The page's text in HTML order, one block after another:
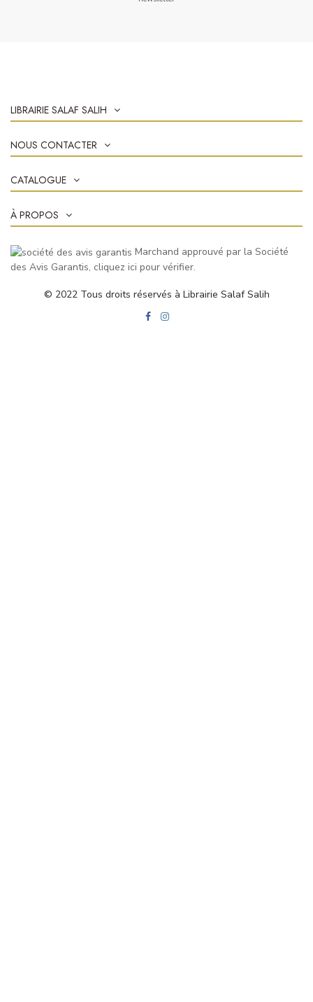
LIBRAIRIE SALAF SALIH
NOUS CONTACTER
CATALOGUE
À PROPOS
Marchand approuvé par la Société
des Avis Garantis, cliquez ici pour vérifier.
© 2022 Tous droits réservés à Librairie Salaf Salih